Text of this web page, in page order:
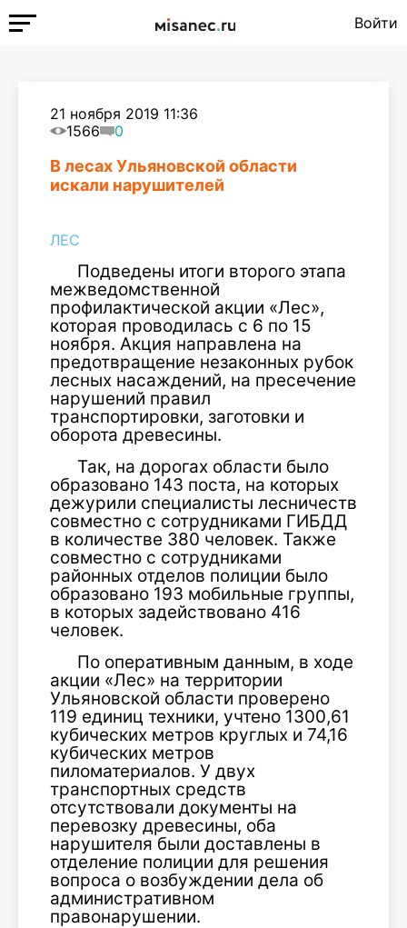
Войти
21 ноября 2019 11:36
1566
0
В лесах Ульяновской области
искали нарушителей
ЛЕС
Подведены итоги второго этапа
межведомственной
профилактической акции «Лес»,
которая проводилась с 6 по 15
ноября. Акция направлена на
предотвращение незаконных рубок
лесных насаждений, на пресечение
нарушений правил
транспортировки, заготовки и
оборота древесины.
Так, на дорогах области было
образовано 143 поста, на которых
дежурили специалисты лесничеств
совместно с сотрудниками ГИБДД
в количестве 380 человек. Также
совместно с сотрудниками
районных отделов полиции было
образовано 193 мобильные группы,
в которых задействовано 416
человек.
По оперативным данным, в ходе
акции «Лес» на территории
Ульяновской области проверено
119 единиц техники, учтено 1300,61
кубических метров круглых и 74,16
кубических метров
пиломатериалов. У двух
транспортных средств
отсутствовали документы на
перевозку древесины, оба
нарушителя были доставлены в
отделение полиции для решения
вопроса о возбуждении дела об
административном
правонарушении.